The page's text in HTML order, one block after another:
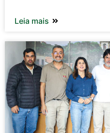
Leia mais